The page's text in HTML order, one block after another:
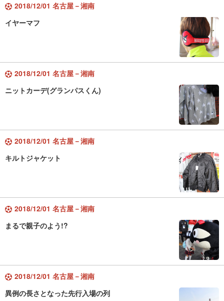
2018/12/01 名古屋－湘南
イヤーマフ
2018/12/01 名古屋－湘南
ニットカーデ(グランパスくん)
2018/12/01 名古屋－湘南
キルトジャケット
2018/12/01 名古屋－湘南
まるで親子のよう!?
2018/12/01 名古屋－湘南
異例の長さとなった先行入場の列